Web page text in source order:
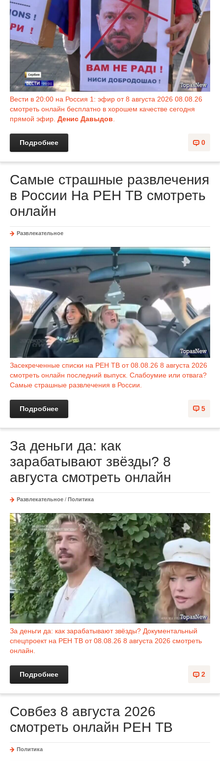
Вести в 20:00 на Россия 1: эфир от 8 августа 2026 08.08.26
смотреть онлайн бесплатно в хорошем качестве сегодня
прямой эфир. Денис Давыдов
0
Подробнее
Самые страшные развлечения
в России На РЕН ТВ смотреть
онлайн
Развлекательное
Засекреченные списки на РЕН ТВ от 08.08.26 8 августа 2026
смотреть онлайн последний выпуск. Слабоумие или отвага?
Самые страшные развлечения в России.
5
Подробнее
За деньги да: как
зарабатывают звёзды? 8
августа смотреть онлайн
Развлекательное / Политика
За деньги да: как зарабатывают звёзды? Документальный
спецпроект на РЕН ТВ от 08.08.26 8 августа 2026 смотреть
онлайн.
2
Подробнее
Совбез 8 августа 2026
смотреть онлайн РЕН ТВ
Политика